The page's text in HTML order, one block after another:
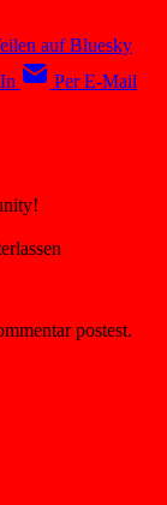
auf Bluesky
Per E-Mail